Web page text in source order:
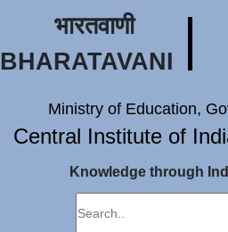
भारतवाणी
BHARATAVANI
Ministry of Education,
Central Institute of
Knowledge through